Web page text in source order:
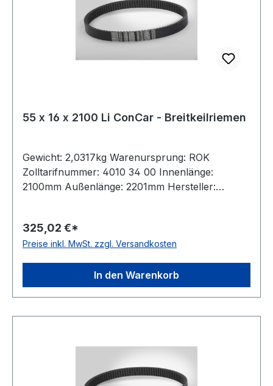
55 x 16 x 2100 Li ConCar - Breitkeilriemen
Gewicht: 2,0317kg Warenursprung: ROK
Zolltarifnummer: 4010 34 00 Innenlänge:
2100mm Außenlänge: 2201mm Hersteller:
55mm Höhe: 16mm Winkel: 28° Material:
Neoprene Zugstrang: Polyester
325,02 €*
Preise inkl. MwSt. zzgl. Versandkosten
In den Warenkorb